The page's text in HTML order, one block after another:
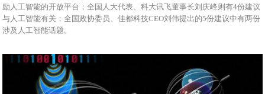
励人工智能的开放平台；全国人大代表、科大讯飞董事长刘庆峰则有4份建议
与人工智能有关；全国政协委员、佳都科技CEO刘伟提出的5份建议中有两份
涉及人工智能话题。